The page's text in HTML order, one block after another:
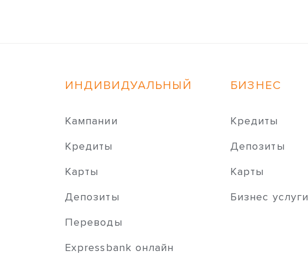
ИНДИВИДУАЛЬНЫЙ
Кампании
Кредиты
Карты
Депозиты
Переводы
Expressbank онлайн
БИЗНЕС
Кредиты
Депозиты
Карты
Бизнес услуги